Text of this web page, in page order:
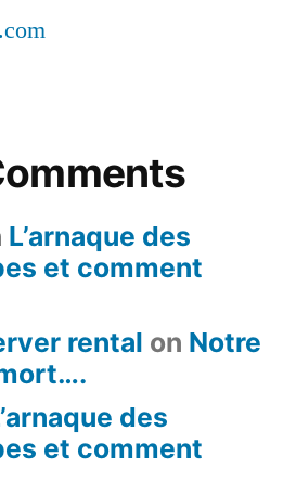
L’arnaque des
et comment
rental on Notre
des
et comment